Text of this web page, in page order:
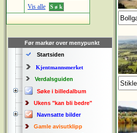
Vis alle
Før markør over menypunkt
Startsiden
Kjentmannsmerket
Verdalsguiden
Søke i billedalbum
Ukens "kan bli bedre"
Navnsatte bilder
Gamle avisutklipp